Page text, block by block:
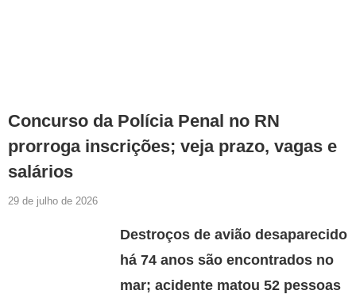
Concurso da Polícia Penal no RN
prorroga inscrições; veja prazo, vagas e
salários
29 de julho de 2026
Destroços de avião desaparecido
há 74 anos são encontrados no
mar; acidente matou 52 pessoas